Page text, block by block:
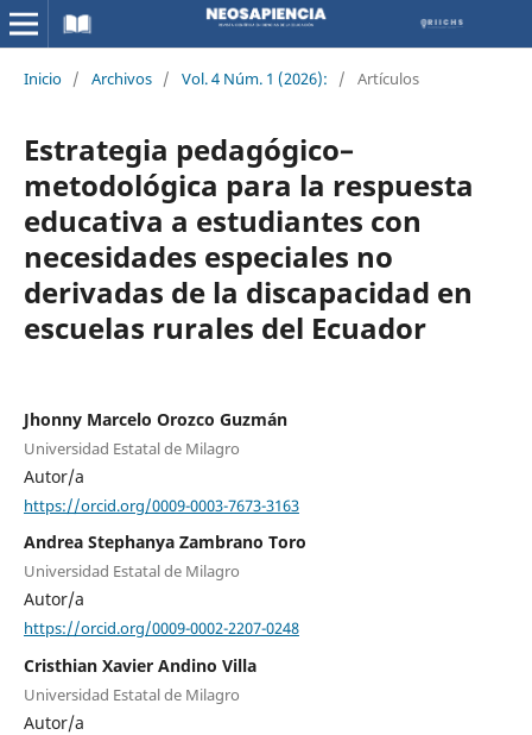
Inicio / Archivos / Vol. 4 Núm. 1 (2026): / Artículos
Estrategia pedagógico–
metodológica para la respuesta
educativa a estudiantes con
necesidades especiales no
derivadas de la discapacidad en
escuelas rurales del Ecuador
Jhonny Marcelo Orozco Guzmán
Universidad Estatal de Milagro
Autor/a
https://orcid.org/0009-0003-7673-3163
Andrea Stephanya Zambrano Toro
Universidad Estatal de Milagro
Autor/a
https://orcid.org/0009-0002-2207-0248
Cristhian Xavier Andino Villa
Universidad Estatal de Milagro
Autor/a